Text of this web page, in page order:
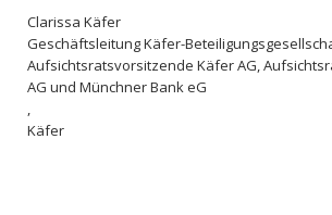
Clarissa Käfer
Geschäftsleitung Käfer-
Aufsichtsratsvorsitzende Käfer AG,
AG und Münchner Bank eG
,
Käfer